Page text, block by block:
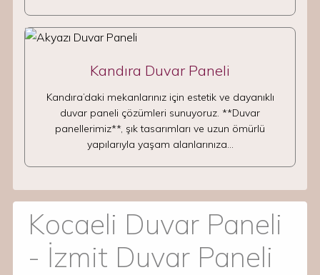
Kandıra Duvar Paneli
Kandıra’daki mekanlarınız için estetik ve dayanıklı
duvar paneli çözümleri sunuyoruz. **Duvar
panellerimiz**, şık tasarımları ve uzun ömürlü
yapılarıyla yaşam alanlarınıza…
Kocaeli Duvar Paneli
- İzmit Duvar Paneli